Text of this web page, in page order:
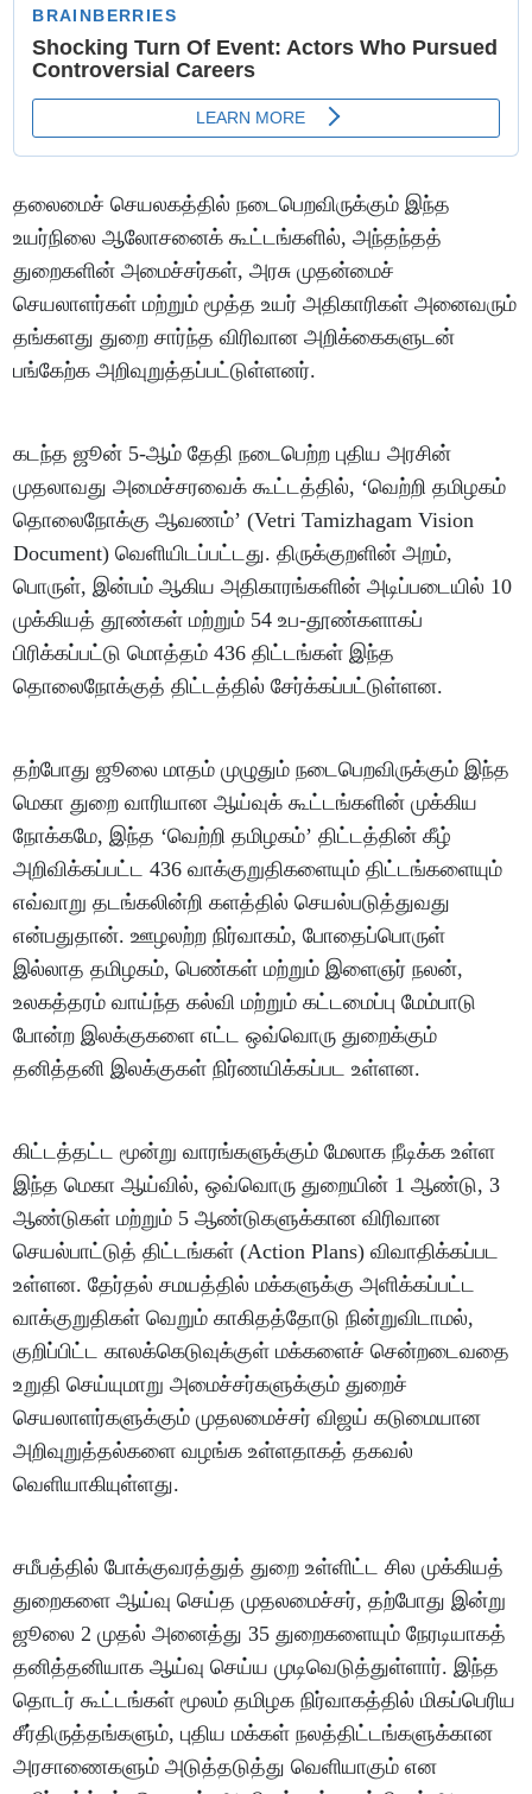
தலைமைச் செயலகத்தில் நடைபெறவிருக்கும் இந்த
உயர்நிலை ஆலோசனைக் கூட்டங்களில், அந்தந்தத்
துறைகளின் அமைச்சர்கள், அரசு முதன்மைச்
செயலாளர்கள் மற்றும் மூத்த உயர் அதிகாரிகள் அனைவரும்
தங்களது துறை சார்ந்த விரிவான அறிக்கைகளுடன்
பங்கேற்க அறிவுறுத்தப்பட்டுள்ளனர்.
கடந்த ஜூன் 5-ஆம் தேதி நடைபெற்ற புதிய அரசின்
முதலாவது அமைச்சரவைக் கூட்டத்தில், ‘வெற்றி தமிழகம்
தொலைநோக்கு ஆவணம்’ (Vetri Tamizhagam Vision
Document) வெளியிடப்பட்டது. திருக்குறளின் அறம்,
பொருள், இன்பம் ஆகிய அதிகாரங்களின் அடிப்படையில் 10
முக்கியத் தூண்கள் மற்றும் 54 உப-தூண்களாகப்
பிரிக்கப்பட்டு மொத்தம் 436 திட்டங்கள் இந்த
தொலைநோக்குத் திட்டத்தில் சேர்க்கப்பட்டுள்ளன.
தற்போது ஜூலை மாதம் முழுதும் நடைபெறவிருக்கும் இந்த
மெகா துறை வாரியான ஆய்வுக் கூட்டங்களின் முக்கிய
நோக்கமே, இந்த ‘வெற்றி தமிழகம்’ திட்டத்தின் கீழ்
அறிவிக்கப்பட்ட 436 வாக்குறுதிகளையும் திட்டங்களையும்
எவ்வாறு தடங்கலின்றி களத்தில் செயல்படுத்துவது
என்பதுதான். ஊழலற்ற நிர்வாகம், போதைப்பொருள்
இல்லாத தமிழகம், பெண்கள் மற்றும் இளைஞர் நலன்,
உலகத்தரம் வாய்ந்த கல்வி மற்றும் கட்டமைப்பு மேம்பாடு
போன்ற இலக்குகளை எட்ட ஒவ்வொரு துறைக்கும்
தனித்தனி இலக்குகள் நிர்ணயிக்கப்பட உள்ளன.
கிட்டத்தட்ட மூன்று வாரங்களுக்கும் மேலாக நீடிக்க உள்ள
இந்த மெகா ஆய்வில், ஒவ்வொரு துறையின் 1 ஆண்டு, 3
ஆண்டுகள் மற்றும் 5 ஆண்டுகளுக்கான விரிவான
செயல்பாட்டுத் திட்டங்கள் (Action Plans) விவாதிக்கப்பட
உள்ளன. தேர்தல் சமயத்தில் மக்களுக்கு அளிக்கப்பட்ட
வாக்குறுதிகள் வெறும் காகிதத்தோடு நின்றுவிடாமல்,
குறிப்பிட்ட காலக்கெடுவுக்குள் மக்களைச் சென்றடைவதை
உறுதி செய்யுமாறு அமைச்சர்களுக்கும் துறைச்
செயலாளர்களுக்கும் முதலமைச்சர் விஜய் கடுமையான
அறிவுறுத்தல்களை வழங்க உள்ளதாகத் தகவல்
வெளியாகியுள்ளது.
சமீபத்தில் போக்குவரத்துத் துறை உள்ளிட்ட சில முக்கியத்
துறைகளை ஆய்வு செய்த முதலமைச்சர், தற்போது இன்று
ஜூலை 2 முதல் அனைத்து 35 துறைகளையும் நேரடியாகத்
தனித்தனியாக ஆய்வு செய்ய முடிவெடுத்துள்ளார். இந்த
தொடர் கூட்டங்கள் மூலம் தமிழக நிர்வாகத்தில் மிகப்பெரிய
சீர்திருத்தங்களும், புதிய மக்கள் நலத்திட்டங்களுக்கான
அரசாணைகளும் அடுத்தடுத்து வெளியாகும் என